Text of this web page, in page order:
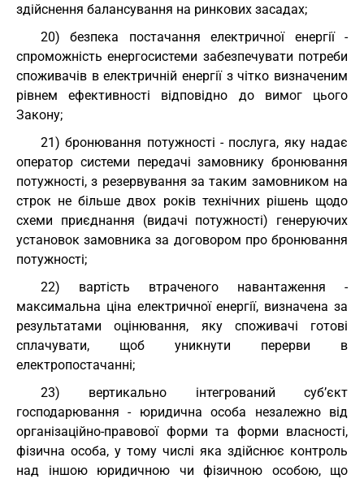
здійснення балансування на ринкових засадах;
20) безпека постачання електричної енергії -
спроможність енергосистеми забезпечувати потреби
споживачів в електричній енергії з чітко визначеним
рівнем ефективності відповідно до вимог цього
Закону;
21) бронювання потужності - послуга, яку надає
оператор системи передачі замовнику бронювання
потужності, з резервування за таким замовником на
строк не більше двох років технічних рішень щодо
схеми приєднання (видачі потужності) генеруючих
установок замовника за договором про бронювання
потужності;
22) вартість втраченого навантаження -
максимальна ціна електричної енергії, визначена за
результатами оцінювання, яку споживачі готові
сплачувати, щоб уникнути перерви в
електропостачанні;
23) вертикально інтегрований суб’єкт
господарювання - юридична особа незалежно від
організаційно-правової форми та форми власності,
фізична особа, у тому числі яка здійснює контроль
над іншою юридичною чи фізичною особою, що